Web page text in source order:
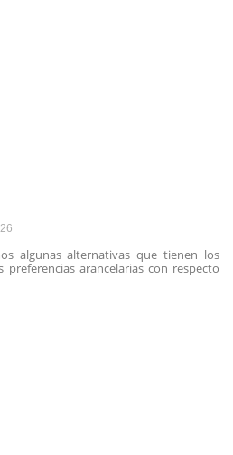
algunas alternativas que tienen los
arancelarias con respecto